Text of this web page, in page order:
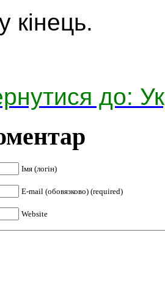
кінець.
до:
Імя (логін)
E-mail (обовязково) (required)
Website